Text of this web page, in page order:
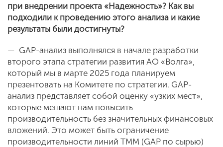
при внедрении проекта «Надежность»? Как вы
подходили к проведению этого анализа и какие
результаты были достигнуты?
— GAP-анализ выполнялся в начале разработки
второго этапа стратегии развития АО «Волга»,
который мы в марте 2025 года планируем
презентовать на Комитете по стратегии. GAP-
анализ представляет собой оценку «узких мест»,
которые мешают нам повысить
производительность без значительных финансовых
вложений. Это может быть ограничение
производительности линий ТММ (GAP по сырью)